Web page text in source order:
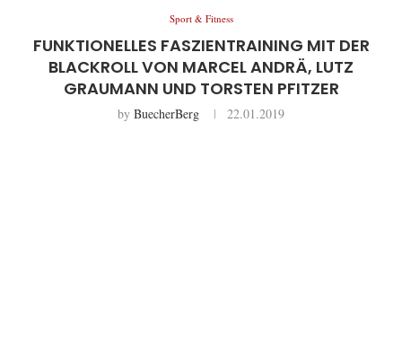
Sport & Fitness
FUNKTIONELLES FASZIENTRAINING MIT DER
BLACKROLL VON MARCEL ANDRÄ, LUTZ
GRAUMANN UND TORSTEN PFITZER
by BuecherBerg 22.01.2019